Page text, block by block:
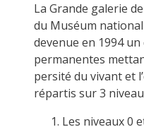
La Grande galerie
du Muséum
devenue en 1994 un
permanentes
persité du vivant et
répartis sur 3
Les niveaux 0